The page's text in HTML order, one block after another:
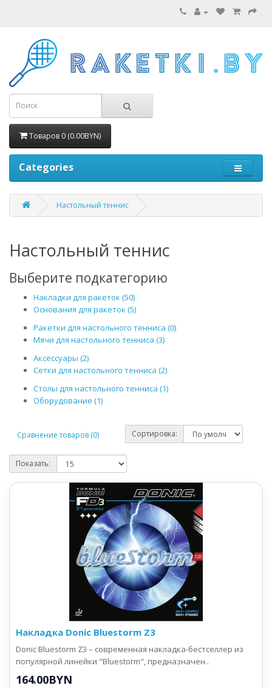
Товаров 0 (0.00BYN)
Categories
Настольный теннис
Настольный теннис
Выберите подкатегорию
Накладки для ракеток (50)
Основания для ракеток (5)
Ракетки для настольного тенниса (0)
Мячи для настольного тенниса (3)
Аксессуары (2)
Сетки для настольного тенниса (2)
Столы для настольного тенниса (1)
Оборудование (1)
Сравнение товаров (0) Сортировка:
Показать:
Накладка Donic Bluestorm Z3
Donic Bluestorm Z3 – современная накладка-бестселлер из
популярной линейки "Bluestorm", предназначен..
164.00BYN